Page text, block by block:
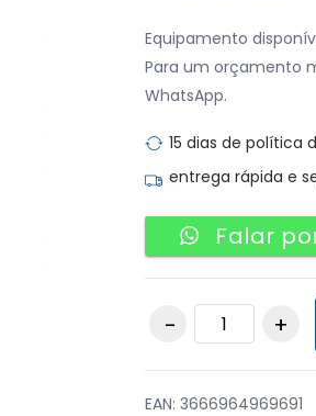
Equipamento
Para um orçamento
WhatsApp.
15 dias de política
entrega rápida e
Falar
Vertical Congelador
EAN: 3666964969691